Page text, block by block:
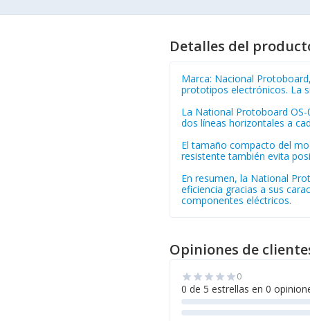
Detalles del
Marca: Nacional
prototipos electrónicos. La
La National Protoboard
dos líneas horizontales a
El tamaño compacto del
resistente también evita
En resumen, la National
eficiencia gracias a sus
componentes eléctricos.
Opiniones de
star star star star star0
0 de 5 estrellas en 0